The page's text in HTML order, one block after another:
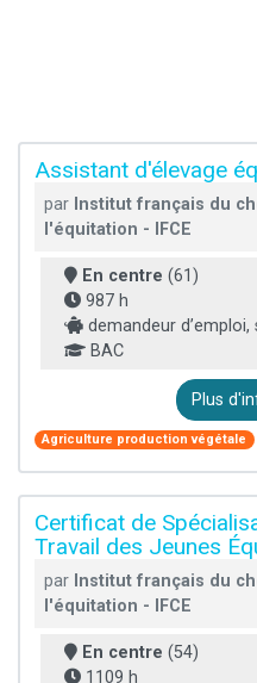
Assistant d'élevage
par Institut français du
l'équitation - IFCE
En centre (61)
987 h
demandeur d’emploi,
BAC
Plus
Agriculture production végétale
Certificat de
Travail des Jeunes
par Institut français du
l'équitation - IFCE
En centre (54)
1109 h